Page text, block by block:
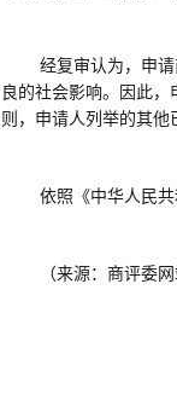
经复审认为，申
良的社会影响。因此
则，申请人列举的其他
依照《中华人民
（来源： 商评委